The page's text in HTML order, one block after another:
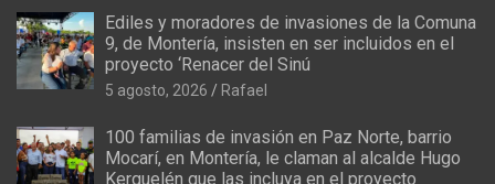
Ediles y moradores de invasiones de la Comuna
9, de Montería, insisten en ser incluidos en el
proyecto ‘Renacer del Sinú
5 agosto, 2026 Rafael
100 familias de invasión en Paz Norte, barrio
Mocarí, en Montería, le claman al alcalde Hugo
Kerguelén que las incluya en el proyecto